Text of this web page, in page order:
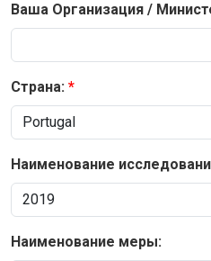
Ваша Организация /
Страна:
Наименование
Наименование меры: